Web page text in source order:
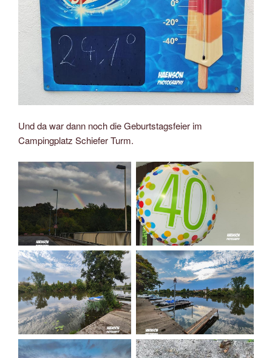
Und da war dann noch die Geburtstagsfeier im
Campingplatz Schiefer Turm.